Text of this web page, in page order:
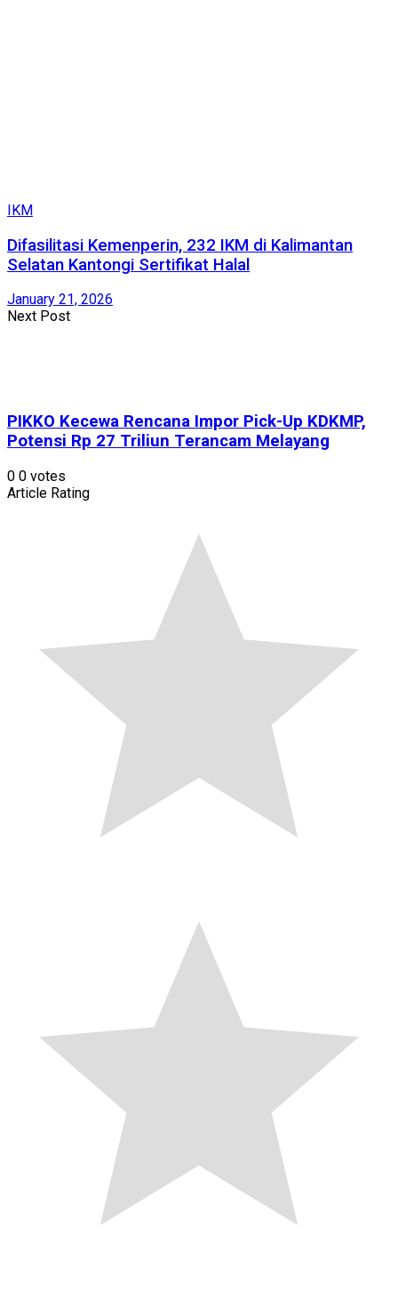
IKM
Difasilitasi Kemenperin, 232 IKM di Kalimantan
Selatan Kantongi Sertifikat Halal
January 21, 2026
Next Post
PIKKO Kecewa Rencana Impor Pick-Up KDKMP,
Potensi Rp 27 Triliun Terancam Melayang
0 0 votes
Article Rating